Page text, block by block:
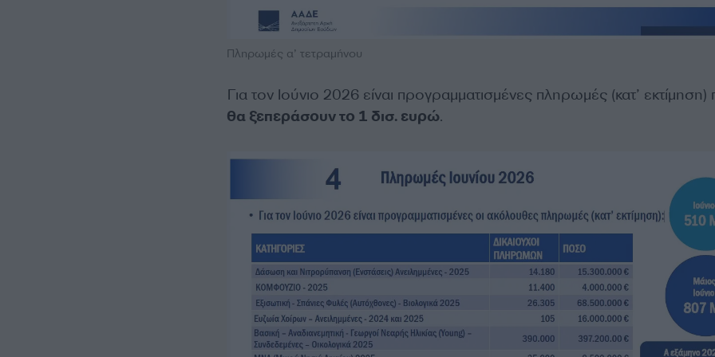
Πληρωμές α’ τετραμήνου
Για τον Ιούνιο 2026 είναι προγραμματισμένες πληρωμές (κατ’ εκτίμηση)
θα ξεπεράσουν το 1 δισ. ευρώ.